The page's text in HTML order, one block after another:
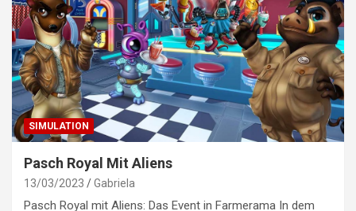
SIMULATION
Pasch Royal Mit Aliens
13/03/2023 Gabriela
Pasch Royal mit Aliens: Das Event in Farmerama In dem